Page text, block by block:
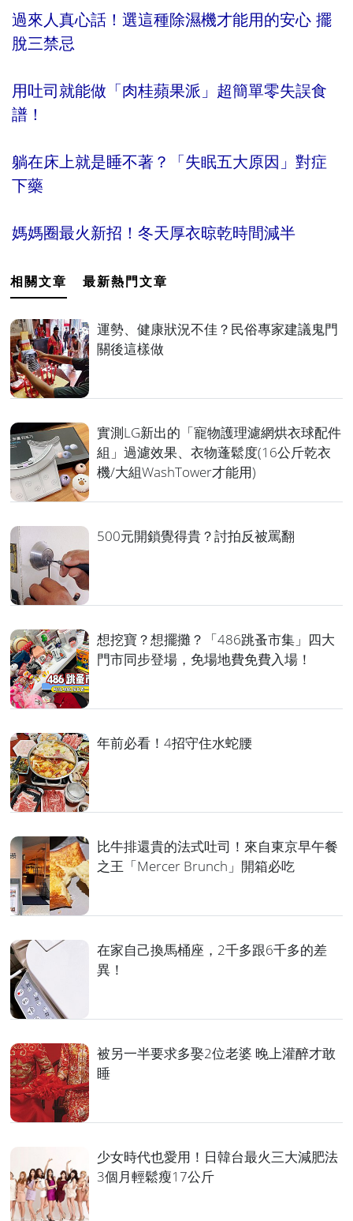
過來人真心話！選這種除濕機才能用的安心 擺
脫三禁忌
用吐司就能做「肉桂蘋果派」超簡單零失誤食
譜！
躺在床上就是睡不著？「失眠五大原因」對症
下藥
媽媽圈最火新招！冬天厚衣晾乾時間減半
相關文章 最新熱門文章
運勢、健康狀況不佳？民俗專家建議鬼門
關後這樣做
實測LG新出的「寵物護理濾網烘衣球配件
組」過濾效果、衣物蓬鬆度(16公斤乾衣
機/大組WashTower才能用)
500元開鎖覺得貴？討拍反被罵翻
想挖寶？想擺攤？「486跳蚤市集」四大
門市同步登場，免場地費免費入場！
年前必看！4招守住水蛇腰
比牛排還貴的法式吐司！來自東京早午餐
之王「Mercer Brunch」開箱必吃
在家自己換馬桶座，2千多跟6千多的差
異！
被另一半要求多娶2位老婆 晚上灌醉才敢
睡
少女時代也愛用！日韓台最火三大減肥法
3個月輕鬆瘦17公斤